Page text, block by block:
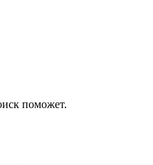
поможет.